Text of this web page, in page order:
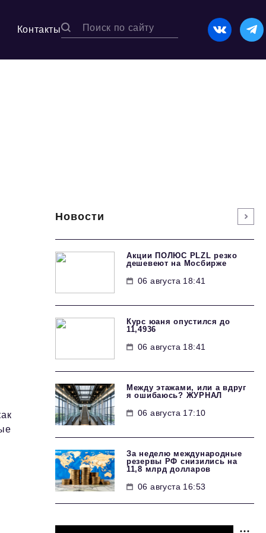
Контакты
Новости
Акции ПОЛЮС PLZL резко
дешевеют на Мосбирже
06 августа 18:41
Курс юаня опустился до
11,4936
06 августа 18:41
Между этажами, или а вдруг
я ошибаюсь? ЖУРНАЛ
06 августа 17:10
За неделю международные
резервы РФ снизились на
11,8 млрд долларов
06 августа 16:53